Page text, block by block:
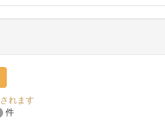
れます
件